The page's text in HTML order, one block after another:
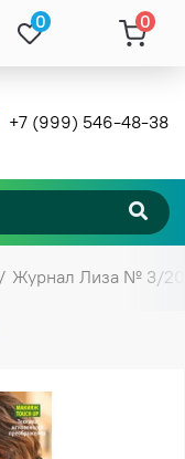
0 0
+7 (999) 546-48-38
Журнал Лиза № 3/